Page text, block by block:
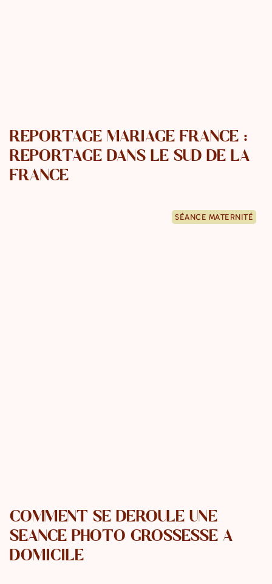
REPORTAGE MARIAGE FRANCE :
REPORTAGE DANS LE SUD DE LA
FRANCE
SÉANCE MATERNITÉ
COMMENT SE DÉROULE UNE
SÉANCE PHOTO GROSSESSE À
DOMICILE